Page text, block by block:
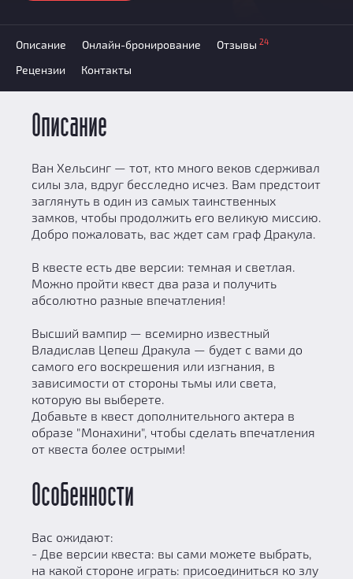
Описание Онлайн-бронирование Отзывы 24
Рецензии Контакты
Описание
Ван Хельсинг — тот, кто много веков сдерживал
силы зла, вдруг бесследно исчез. Вам предстоит
заглянуть в один из самых таинственных
замков, чтобы продолжить его великую миссию.
Добро пожаловать, вас ждет сам граф Дракула.
В квесте есть две версии: темная и светлая.
Можно пройти квест два раза и получить
абсолютно разные впечатления!
Высший вампир — всемирно известный
Владислав Цепеш Дракула — будет с вами до
самого его воскрешения или изгнания, в
зависимости от стороны тьмы или света,
которую вы выберете.
Добавьте в квест дополнительного актера в
образе "Монахини", чтобы сделать впечатления
от квеста более острыми!
Особенности
Вас ожидают:
- Две версии квеста: вы сами можете выбрать,
на какой стороне играть: присоединиться ко злу